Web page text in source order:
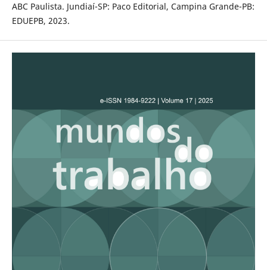
ABC Paulista. Jundiaí-SP: Paco Editorial, Campina Grande-PB:
EDUEPB, 2023.